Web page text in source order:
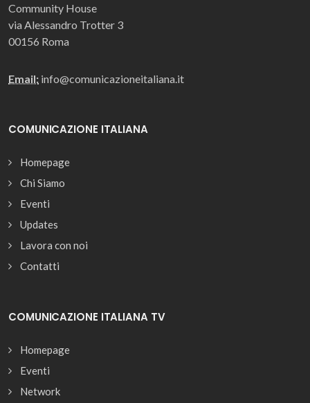
Community House
via Alessandro Trotter 3
00156 Roma
Email: info@comunicazioneitaliana.it
COMUNICAZIONE ITALIANA
Homepage
Chi Siamo
Eventi
Updates
Lavora con noi
Contatti
COMUNICAZIONE ITALIANA TV
Homepage
Eventi
Network